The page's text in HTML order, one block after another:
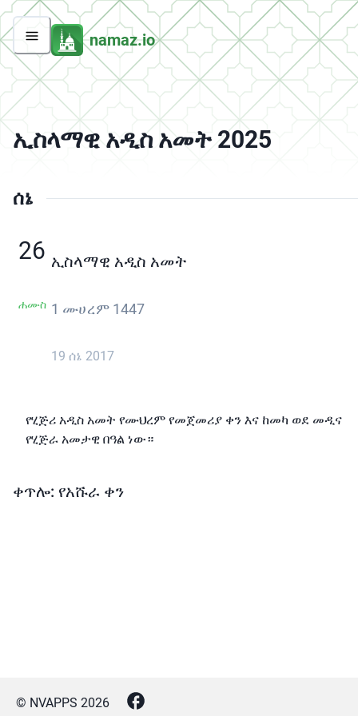
namaz.io
ኢስላማዊ አዲስ አመት 2025
ሰኔ
26
ሐሙስ
ኢስላማዊ አዲስ አመት
1 ሙሀረም 1447
19 ሰኔ 2017
የሂጅሪ አዲስ አመት የሙህረም የመጀመሪያ ቀን እና ከመካ ወደ መዲና
የሂጅራ አመታዊ በዓል ነው።
ቀጥሎ: የአሹራ ቀን
© NVAPPS 2026